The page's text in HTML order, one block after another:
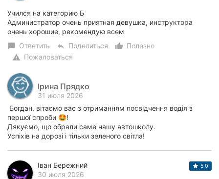
Учился на категорию Б
Администратор очень приятная девушка, инструктора
очень хорошие, рекомендую всем
chat_bubble Ответить reply Поделиться thumb_up_alt
Полезно
warning Пожаловаться
Ірина Прядко
31 июля 2026
Богдан, вітаємо вас з отриманням посвідчення водія з
першої спроби 🤩!
Дякуємо, що обрали саме нашу автошколу.
Успіхів на дорозі і тільки зеленого світла!
Іван Бережний
30 июля 2026
5.0